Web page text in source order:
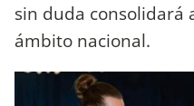
sin duda consolidará
ámbito nacional.